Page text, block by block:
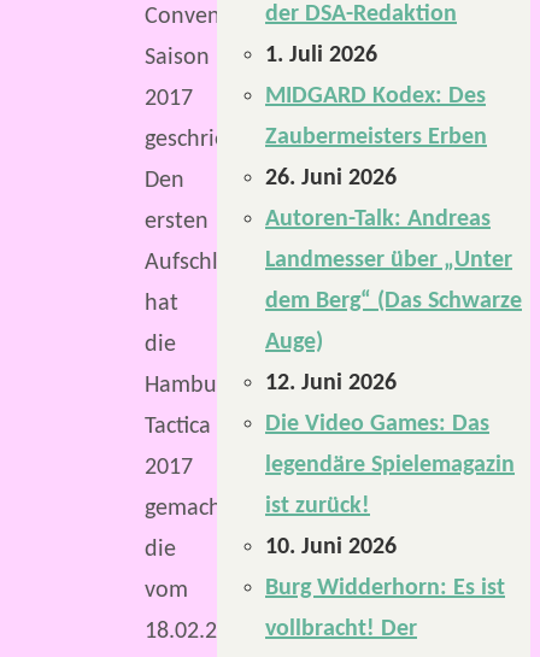
Convention-
Saison
2017
geschrieben.
Den
ersten
Aufschlag
hat
die
Hamburger
Tactica
2017
gemacht,
die
vom
18.02.2017
der DSA-Redaktion
1. Juli 2026
MIDGARD Kodex: Des
Zaubermeisters Erben
26. Juni 2026
Autoren-Talk: Andreas
Landmesser über „Unter
dem Berg“ (Das Schwarze
Auge)
12. Juni 2026
Die Video Games: Das
legendäre Spielemagazin
ist zurück!
10. Juni 2026
Burg Widderhorn: Es ist
vollbracht! Der